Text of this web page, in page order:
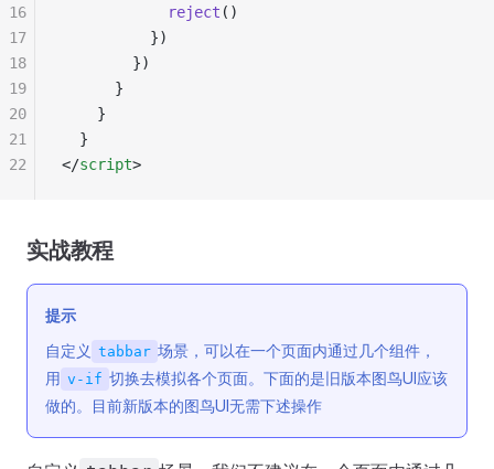
            reject
()
          })
        })
      }
    }
  }
</script>
16
17
18
19
20
21
22
实战教程
提示
自定义 tabbar 场景，可以在一个页面内通过几个组件，
用 v-if 切换去模拟各个页面。下面的是旧版本图鸟UI应该
做的。目前新版本的图鸟UI无需下述操作